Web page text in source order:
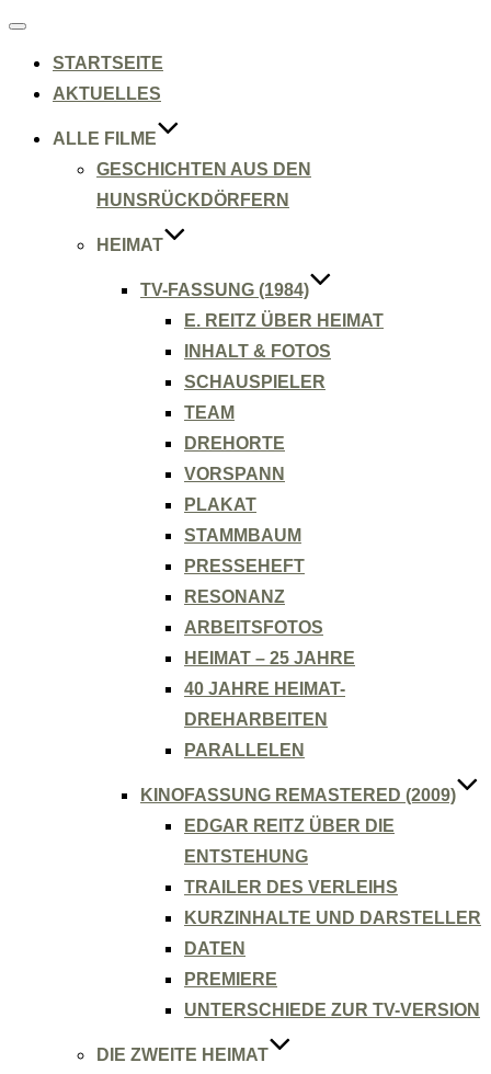
Navigation
STARTSEITE
AKTUELLES
ALLE FILME
GESCHICHTEN AUS DEN
HUNSRÜCKDÖRFERN
HEIMAT
TV-FASSUNG (1984)
E. REITZ ÜBER HEIMAT
INHALT & FOTOS
SCHAUSPIELER
TEAM
DREHORTE
VORSPANN
PLAKAT
STAMMBAUM
PRESSEHEFT
RESONANZ
ARBEITSFOTOS
HEIMAT – 25 JAHRE
40 JAHRE HEIMAT-
DREHARBEITEN
PARALLELEN
KINOFASSUNG REMASTERED (2009)
EDGAR REITZ ÜBER DIE
ENTSTEHUNG
TRAILER DES VERLEIHS
KURZINHALTE UND DARSTELLER
DATEN
PREMIERE
UNTERSCHIEDE ZUR TV-VERSION
DIE ZWEITE HEIMAT